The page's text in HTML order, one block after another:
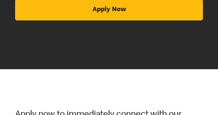
Apply Now